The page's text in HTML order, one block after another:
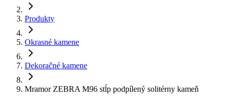
Produkty
Okrasné kamene
Dekoračné kamene
Mramor ZEBRA M96 stĺp podpílený solitérny kameň